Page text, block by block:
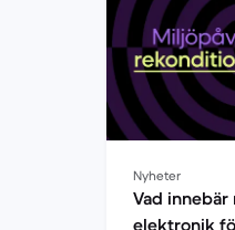
Nyheter
Vad
elektronik